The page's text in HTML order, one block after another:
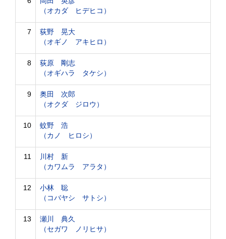
（オカダ ヒデヒコ）
7
荻野 晃大
（オギノ アキヒロ）
8
荻原 剛志
（オギハラ タケシ）
9
奥田 次郎
（オクダ ジロウ）
10
蚊野 浩
（カノ ヒロシ）
11
川村 新
（カワムラ アラタ）
12
小林 聡
（コバヤシ サトシ）
13
瀬川 典久
（セガワ ノリヒサ）